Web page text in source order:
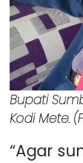
Bupati
Kodi Mete.
“Agar